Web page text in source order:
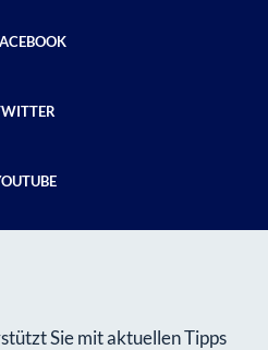
Sie mit aktuellen Tipps